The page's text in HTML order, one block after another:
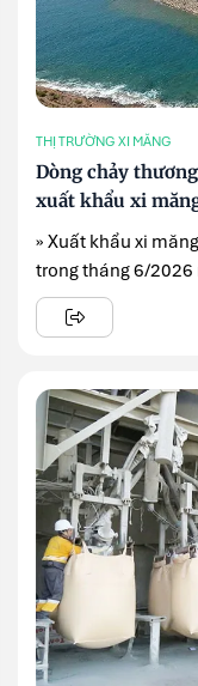
THỊ TRƯỜNG XI MĂNG
Dòng chảy
xuất khẩu xi
» Xuất khẩu xi
trong tháng 6/